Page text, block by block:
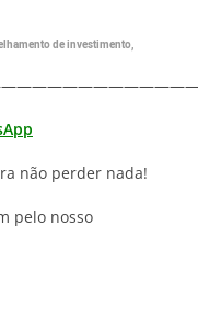
de investimento,
não perder nada!
pelo nosso